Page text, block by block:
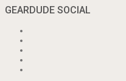
GEARDUDE SOCIAL